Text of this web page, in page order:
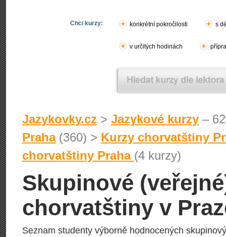
Chci kurzy: konkrétní pokročilosti s
v určitých hodinách
Jazykovky.cz > Jazykové kurzy –
Praha(360) > Kurzy chorvatštiny
chorvatštiny Praha (4 kurzy)
Skupinové
chorvatštiny v
Seznam studenty výborně hodnocených